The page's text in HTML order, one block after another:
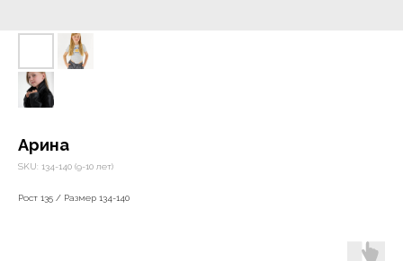
Арина
SKU: 134-140 (9-10 лет)
Рост 135 / Размер 134-140